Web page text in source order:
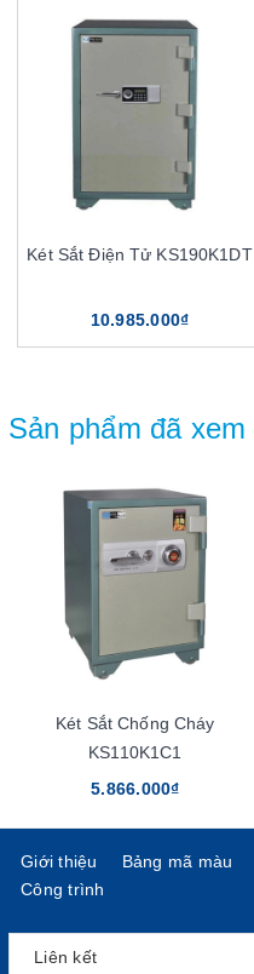
Két Sắt Điện Tử KS190K1DT
10.985.000₫
Sản phẩm đã xem
Két Sắt Chống Cháy
KS110K1C1
5.866.000₫
Giới thiệu Bảng mã màu
Công trình